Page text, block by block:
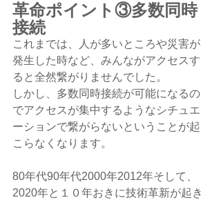
革命ポイント③多数同時
接続
これまでは、人が多いところや災害が
発生した時など、みんながアクセスす
ると全然繋がりませんでした。
しかし、多数同時接続が可能になるの
でアクセスが集中するようなシチュエ
ーションで繋がらないということが起
こらなくなります。
80年代90年代2000年2012年そして、
2020年と１０年おきに技術革新が起き